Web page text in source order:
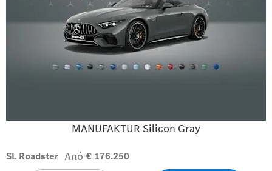
MANUFAKTUR Silicon Gray
SL Roadster Από € 176.250